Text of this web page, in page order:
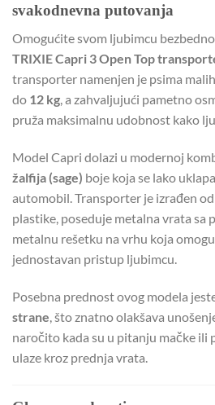
svakodnevna putovanja
Omogućite svom ljubimcu
TRIXIE Capri 3 Open Top
transporter namenjen je psima
do 12 kg, a zahvaljujući pametno
pruža maksimalnu udobnost kako
Model Capri dolazi u modernoj
žalfija (sage) boje koja se lako
automobil. Transporter je izrađen
plastike, poseduje metalna vrata sa
metalnu rešetku na vrhu koja
jednostavan pristup ljubimcu.
Posebna prednost ovog modela
strane, što znatno olakšava
naročito kada su u pitanju mačke ili
ulaze kroz prednja vrata.